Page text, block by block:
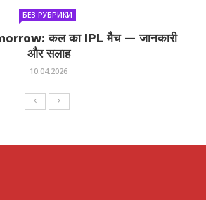
БЕЗ РУБРИКИ
कल का IPL मैच — जानकारी
और सलाह
10.04.2026